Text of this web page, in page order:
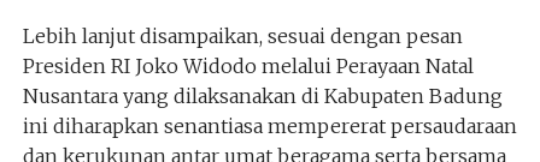
Lebih lanjut disampaikan, sesuai dengan pesan
Presiden RI Joko Widodo melalui Perayaan Natal
Nusantara yang dilaksanakan di Kabupaten Badung
ini diharapkan senantiasa mempererat persaudaraan
dan kerukunan antar umat beragama serta bersama